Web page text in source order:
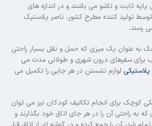
پایه ثابت و تاشو می باشند و در اندازه های
تولید کننده مطرح کشور، ناصر پلاستیک
رسند.
به عنوان یک میزی که حمل و نقل بسیار راحتی
برای سفرهای درون شهری و طولانی مدت می
لوازم نشستن در هر جایی را تکمیل می
کوچک برای انجام تکالیف کودکان نیز می توان
که به راحتی آن را در هر جای اتاق خود بگذارند و